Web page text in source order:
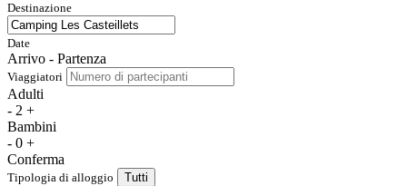
Destinazione
Date
Arrivo - Partenza
Viaggiatori
Adulti
- 2 +
Bambini
- 0 +
Conferma
Tipologia di alloggio Tutti